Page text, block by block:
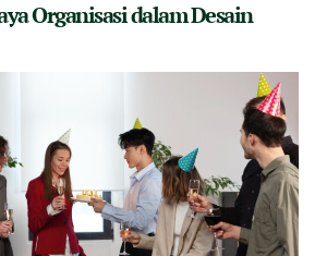
Organisasi dalam Desain